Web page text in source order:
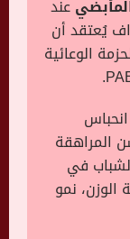
عند
يُعتقد أن
الوعائية
المراهقة
في
الوزن، نمو